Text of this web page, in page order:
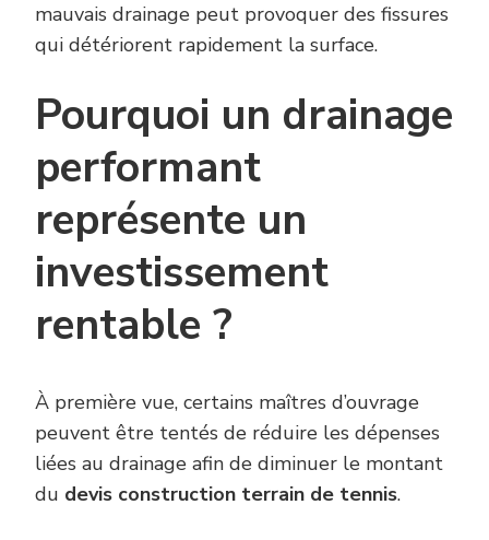
mauvais drainage peut provoquer des fissures
qui détériorent rapidement la surface.
Pourquoi un drainage
performant
représente un
investissement
rentable ?
À première vue, certains maîtres d’ouvrage
peuvent être tentés de réduire les dépenses
liées au drainage afin de diminuer le montant
du devis construction terrain de tennis.